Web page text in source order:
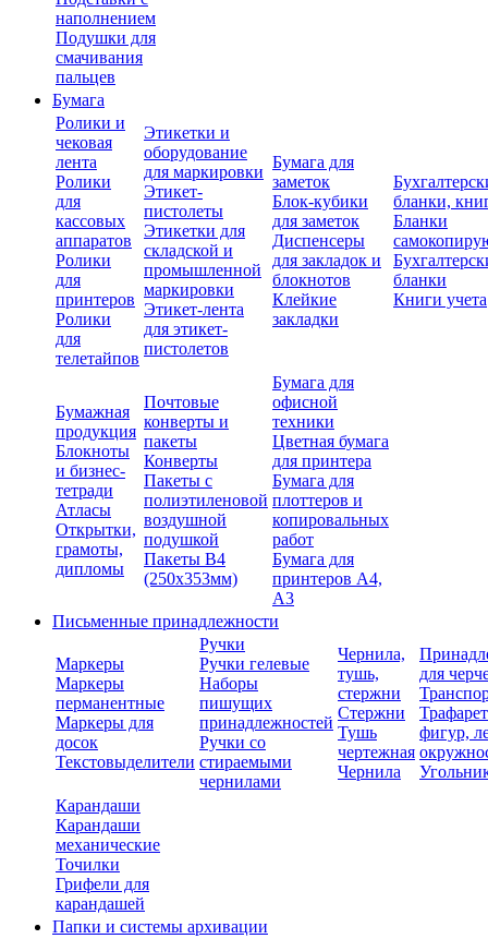
наполнением
Подушки для
смачивания
пальцев
Бумага
Ролики и
чековая
лента
Ролики
для
кассовых
аппаратов
Ролики
для
принтеров
Ролики
для
телетайпов
Этикетки и
оборудование
для маркировки
Этикет-
пистолеты
Этикетки для
складской и
промышленной
маркировки
Этикет-лента
для этикет-
пистолетов
Бумага для
заметок
Блок-кубики
для заметок
Диспенсеры
для закладок и
блокнотов
Клейкие
закладки
бланки,
Бланки
бланки
Книги учета
Бумажная
продукция
Блокноты
и бизнес-
тетради
Атласы
Открытки,
грамоты,
дипломы
Почтовые
конверты и
пакеты
Конверты
Пакеты с
полиэтиленовой
воздушной
подушкой
Пакеты В4
(250х353мм)
Бумага для
офисной
техники
Цветная бумага
для принтера
Бумага для
плоттеров и
копировальных
работ
Бумага для
принтеров А4,
А3
Письменные принадлежности
Маркеры
Маркеры
перманентные
Маркеры для
досок
Текстовыделители
Ручки
Ручки гелевые
Наборы
пишущих
принадлежностей
Ручки со
стираемыми
чернилами
Чернила,
тушь,
стержни
Стержни
Тушь
чертежная
Чернила
для
фигур,
Карандаши
Карандаши
механические
Точилки
Грифели для
карандашей
Папки и системы архивации